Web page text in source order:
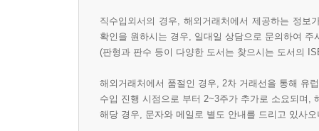
직수입외서의 경우, 해외거래처에서 제공하는 정
확인을 원하시는 경우, 일대일 상담으로 문의하여 주
(판형과 판수 등이 다양한 도서는 찾으시는 도서의
해외거래처에서 품절인 경우, 2차 거래선을 통해 유
수입 진행 시점으로 부터 2~3주가 추가로 소요되며,
해당 경우, 문자와 메일로 별도 안내를 드리고 있사